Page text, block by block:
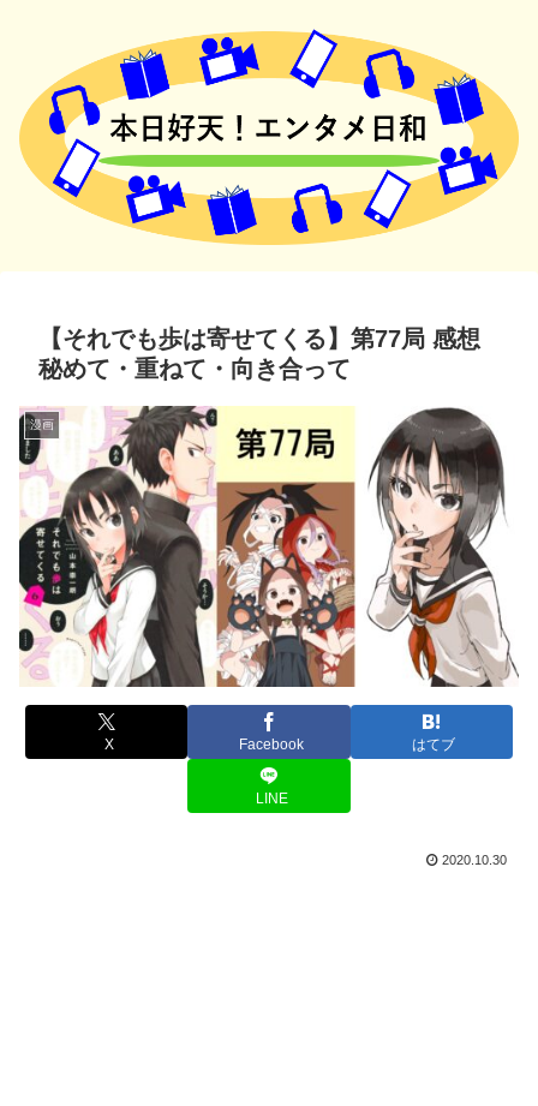
【それでも歩は寄せてくる】第77局 感想
秘めて・重ねて・向き合って
漫画
X Facebook はてブ
LINE
2020.10.30